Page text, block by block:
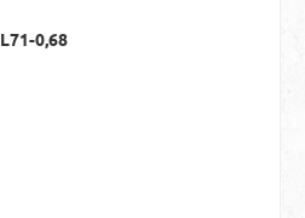
L71-0,68